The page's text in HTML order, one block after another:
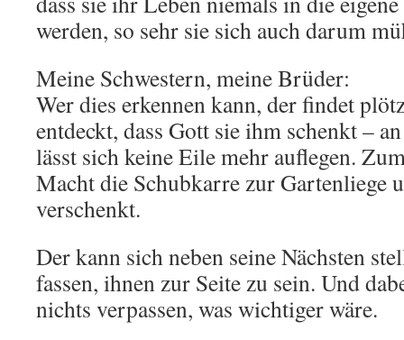
werden, so sehr sie sich auch darum
Meine Schwestern, meine Brüder:
Wer dies erkennen kann, der findet
entdeckt, dass Gott sie ihm schenkt –
lässt sich keine Eile mehr auflegen.
Macht die Schubkarre zur Gartenliege
verschenkt.
Der kann sich neben seine Nächsten
fassen, ihnen zur Seite zu sein. Und
nichts verpassen, was wichtiger wäre.